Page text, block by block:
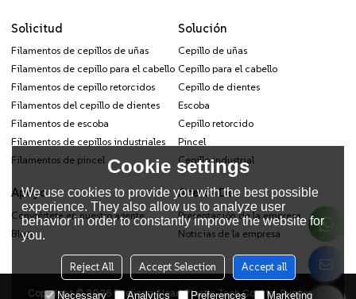
Solicitud
Filamentos de cepillos de uñas
Filamentos de cepillo para el cabello
Filamentos de cepillo retorcidos
Filamentos del cepillo de dientes
Filamentos de escoba
Filamentos de cepillos industriales
Filamentos de pincel
Solución
Cepillo de uñas
Cepillo para el cabello
Cepillo de dientes
Escoba
Cepillo retorcido
Pincel
Cepillo industrial
Apoyo
Conviértete en nuestro agente
Blogs
Acerca De
Presentación de la empresa
Noticias de la empresa
Copyright © 2026 Zhejiang Alead Plastic Tech Co., Ltd.Support By
Cookie settings
We use cookies to provide you with the best possible
experience. They also allow us to analyze user
behavior in order to constantly improve the website for
you.
Reject All Accept Selection Accept all
Necessary Analytics Preferences Marketing